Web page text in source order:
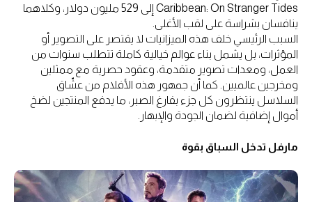
Caribbean: On Stranger Tides إلى 529 مليون دولار، وكلاهما
ينافسان بشراسة على لقب الأغلى.
السبب الرئيسي خلف هذه الميزانيات لا يقتصر على التصوير أو
المؤثرات، بل يشمل بناء عوالم خيالية كاملة تتطلب سنوات من
العمل، ومعدات تصوير متقدمة، وعقود حصرية مع ممثلين
ومخرجين عالميين. كما أن جمهور هذه الأفلام من عشّاق
السلاسل ينتظرون كل جزء بفارغ الصبر، ما يدفع المنتجين لضخ
أموال إضافية لضمان الجودة والإبهار.
مارفل تدخل السباق بقوة